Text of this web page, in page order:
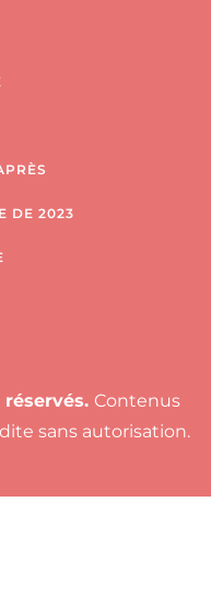
DE 2023
Contenus
sans autorisation.